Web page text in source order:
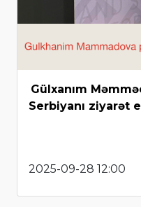
Gülxanım
Serbiyanı ziyarət
2025-09-28 12:00